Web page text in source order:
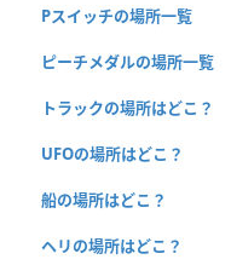
Pスイッチの場所一覧
ピーチメダルの場所一覧
トラックの場所はどこ？
UFOの場所はどこ？
船の場所はどこ？
ヘリの場所はどこ？